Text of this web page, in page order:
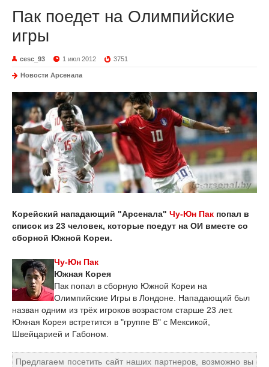
Пак поедет на Олимпийские
игры
cesc_93 1 июл 2012 3751
Новости Арсенала
Корейский нападающий "Арсенала" Чу-Юн Пак попал в
список из 23 человек, которые поедут на ОИ вместе со
сборной Южной Кореи.
Чу-Юн Пак
Южная Корея
Пак попал в сборную Южной Кореи на
Олимпийские Игры в Лондоне. Нападающий был
назван одним из трёх игроков возрастом старше 23 лет.
Южная Корея встретится в "группе В" с Мексикой,
Швейцарией и Габоном.
Предлагаем посетить сайт наших партнеров, возможно вы